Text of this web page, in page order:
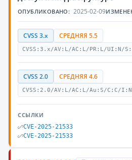
ОПУБЛИКОВАНО: 2025-02-09
CVSS 3.x СРЕДНЯЯ 5.5
CVSS:3.x/AV:L/AC:L/PR:L/UI:N/
CVSS 2.0 СРЕДНЯЯ 4.6
CVSS:2.0/AV:L/AC:L/Au:S/C:C/
ССЫЛКИ
CVE-2025-21533
CVE-2025-21533